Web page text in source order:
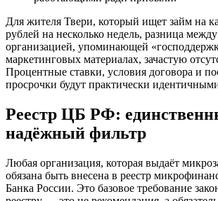
Для жителя Твери, который ищет займ на
рублей на несколько недель, разница
организацией, упоминающей
маркетинговых материалах, зачастую
Процентные ставки, условия договора и
просрочки будут практически
Реестр ЦБ РФ:
надёжный фильтр
Любая организация, которая выдаёт
обязана быть внесена в реестр
Банка России. Это базовое требование